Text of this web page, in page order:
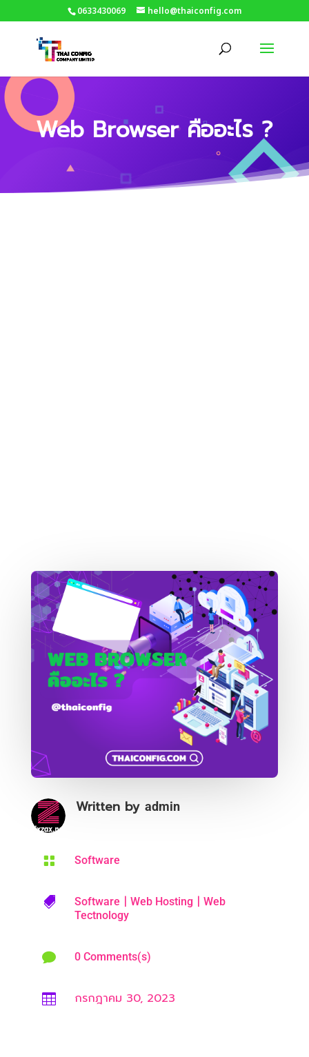
0633430069 hello@thaiconfig.com
Web Browser คืออะไร ?
Written by admin
 Software
 Software | Web Hosting | Web
Tectnology
 0 Comments(s)
 กรกฎาคม 30, 2023